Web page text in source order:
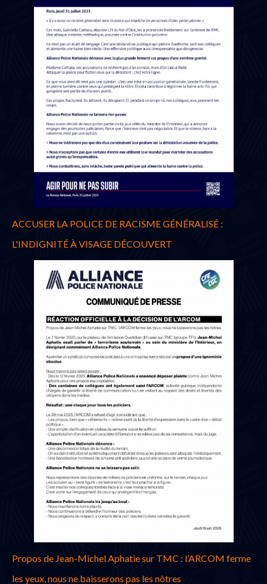
ACCUSER LA POLICE DE RACISME GÉNÉRALISÉ :
L'INDIGNITÉ À VISAGE DÉCOUVERT
Propos de Jean-Michel Aphatie sur TMC : l’ARCOM ferme
les yeux, nous ne baisserons pas les nôtres